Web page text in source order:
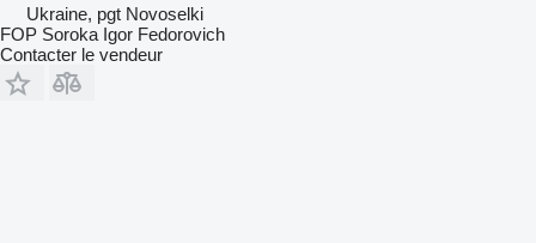
Ukraine, pgt Novoselki
FOP Soroka Igor Fedorovich
Contacter le vendeur